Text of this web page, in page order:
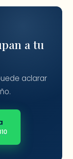
a tu
aclarar